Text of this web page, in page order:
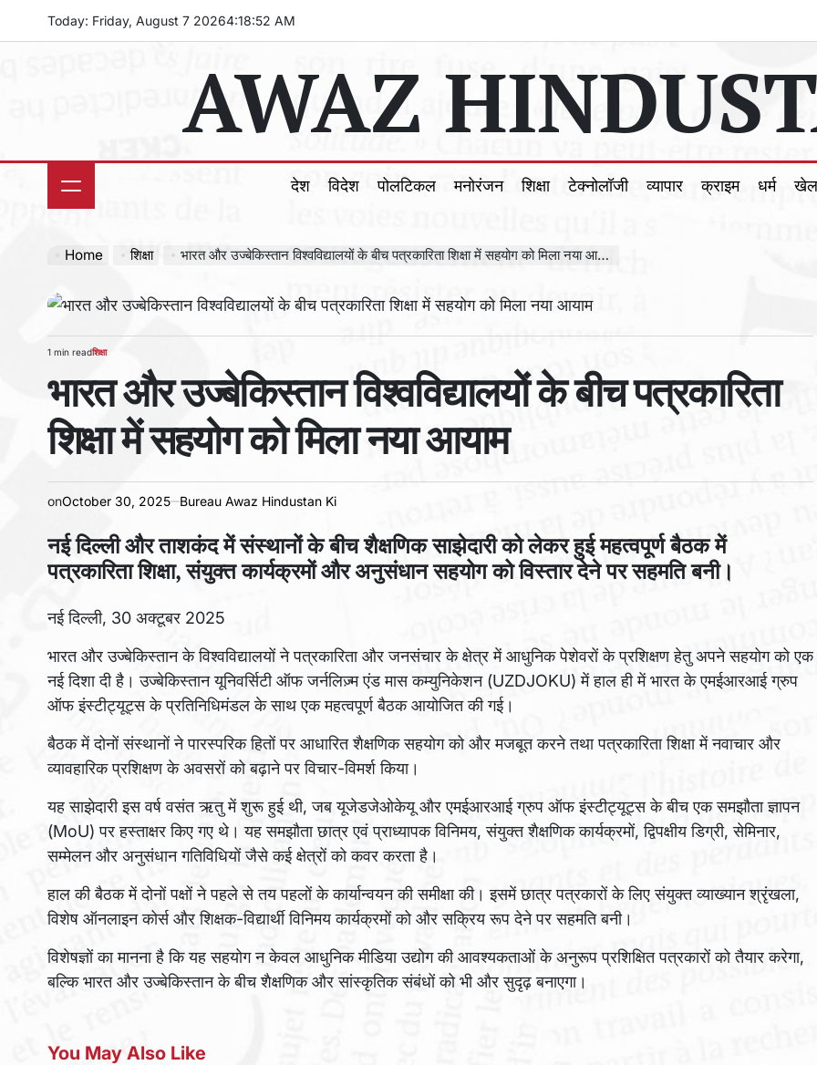
Today: Friday, August 7 20264:18:53 AM
AWAZ
देश विदेश पोलटिकल मनोरंजन शिक्षा टेक्नोलॉजी व्यापार क्राइम धर्म खेल
Home शिक्षा भारत और उज्बेकिस्तान विश्वविद्यालयों के बीच पत्रकारिता शिक्षा में सहयोग को मिला नया आयाम
Estimated
time
1 min readPOSTED
शिक्षा
भारत और उज्बेकिस्तान विश्वविद्यालयों के बीच पत्रकारिता
शिक्षा में सहयोग को मिला नया आयाम
onOctober 30, 2025 Bureau Awaz Hindustan Ki
नई दिल्ली और ताशकंद में संस्थानों के बीच शैक्षणिक साझेदारी को लेकर हुई महत्वपूर्ण बैठक में
पत्रकारिता शिक्षा, संयुक्त कार्यक्रमों और अनुसंधान सहयोग को विस्तार देने पर सहमति बनी।
नई दिल्ली, 30 अक्टूबर 2025
भारत और उज्बेकिस्तान के विश्वविद्यालयों ने पत्रकारिता और जनसंचार के क्षेत्र में आधुनिक पेशेवरों के प्रशिक्षण हेतु अपने सहयोग को एक
नई दिशा दी है। उज्बेकिस्तान यूनिवर्सिटी ऑफ जर्नलिज़्म एंड मास कम्युनिकेशन (UZDJOKU) में हाल ही में भारत के एमईआरआई ग्रुप
ऑफ इंस्टीट्यूट्स के प्रतिनिधिमंडल के साथ एक महत्वपूर्ण बैठक आयोजित की गई।
बैठक में दोनों संस्थानों ने पारस्परिक हितों पर आधारित शैक्षणिक सहयोग को और मजबूत करने तथा पत्रकारिता शिक्षा में नवाचार और
व्यावहारिक प्रशिक्षण के अवसरों को बढ़ाने पर विचार-विमर्श किया।
यह साझेदारी इस वर्ष वसंत ऋतु में शुरू हुई थी, जब यूजेडजेओकेयू और एमईआरआई ग्रुप ऑफ इंस्टीट्यूट्स के बीच एक समझौता ज्ञापन
(MoU) पर हस्ताक्षर किए गए थे। यह समझौता छात्र एवं प्राध्यापक विनिमय, संयुक्त शैक्षणिक कार्यक्रमों, द्विपक्षीय डिग्री, सेमिनार,
सम्मेलन और अनुसंधान गतिविधियों जैसे कई क्षेत्रों को कवर करता है।
हाल की बैठक में दोनों पक्षों ने पहले से तय पहलों के कार्यान्वयन की समीक्षा की। इसमें छात्र पत्रकारों के लिए संयुक्त व्याख्यान श्रृंखला,
विशेष ऑनलाइन कोर्स और शिक्षक-विद्यार्थी विनिमय कार्यक्रमों को और सक्रिय रूप देने पर सहमति बनी।
विशेषज्ञों का मानना है कि यह सहयोग न केवल आधुनिक मीडिया उद्योग की आवश्यकताओं के अनुरूप प्रशिक्षित पत्रकारों को तैयार करेगा,
बल्कि भारत और उज्बेकिस्तान के बीच शैक्षणिक और सांस्कृतिक संबंधों को भी और सुदृढ़ बनाएगा।
You May Also Like